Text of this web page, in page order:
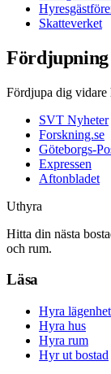
Skatteverket
Fördjupning
Fördjupa dig vidare
SVT Nyheter
Forskning.se
Göteborgs-
Expressen
Aftonbladet
Uthyra
Hitta din nästa
och rum.
Läsa
Hyra lägenhet
Hyra hus
Hyra rum
Hyr ut bostad